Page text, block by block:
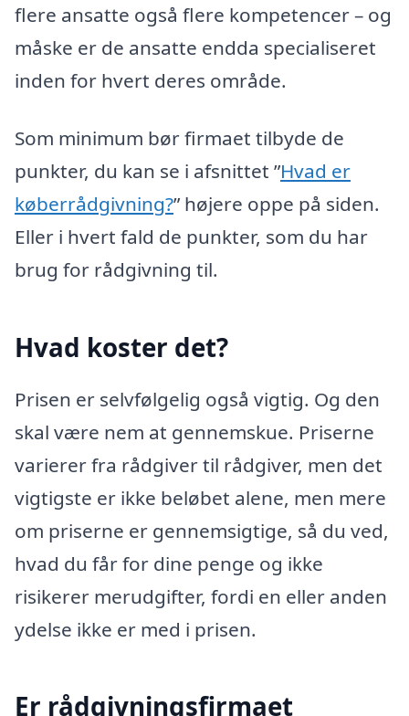
flere ansatte også flere kompetencer – og
måske er de ansatte endda specialiseret
inden for hvert deres område.
Som minimum bør firmaet tilbyde de
punkter, du kan se i afsnittet ”Hvad er
køberrådgivning?” højere oppe på siden.
Eller i hvert fald de punkter, som du har
brug for rådgivning til.
Hvad koster det?
Prisen er selvfølgelig også vigtig. Og den
skal være nem at gennemskue. Priserne
varierer fra rådgiver til rådgiver, men det
vigtigste er ikke beløbet alene, men mere
om priserne er gennemsigtige, så du ved,
hvad du får for dine penge og ikke
risikerer merudgifter, fordi en eller anden
ydelse ikke er med i prisen.
Er rådgivningsfirmaet